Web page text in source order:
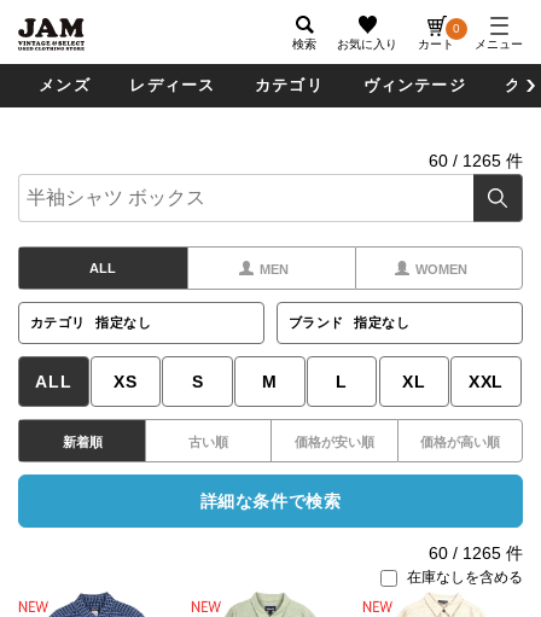
検索 お気に入り カート
0
メニュー
メンズ レディース カテゴリ ヴィンテージ グ
60 / 1265 件
ALL MEN WOMEN
カテゴリ 指定なし ブランド 指定なし
ALL XS S M L XL XXL
新着順 古い順 価格が安い順 価格が高い順
詳細な条件で検索
60 / 1265 件
在庫なしを含める